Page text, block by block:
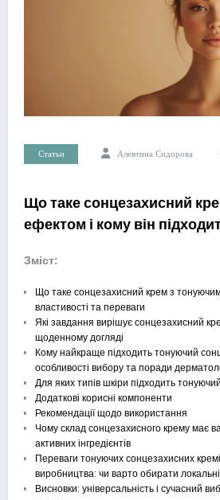
Статьи Алевтина Сидорова
Що таке сонцезахисний
ефектом і кому він
Зміст:
Що таке сонцезахисний крем з
властивості та переваги
Які завдання вирішує сонцезахисний
щоденному догляді
Кому найкраще підходить тонуючий
особливості вибору та поради
Для яких типів шкіри підходить
Додаткові корисні компоненти
Рекомендації щодо використання
Чому склад сонцезахисного крему має
активних інгредієнтів
Переваги тонуючих сонцезахисних
виробництва: чи варто обирати
Висновки: універсальність і сучасний